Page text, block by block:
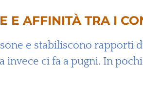
E AFFINITÀ TRA I
e stabiliscono rapporti
invece ci fa a pugni. In